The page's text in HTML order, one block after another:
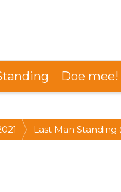
Doe mee!
Last Man Standing